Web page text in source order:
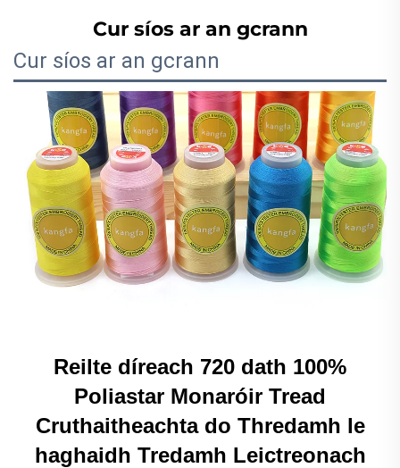
Cur síos ar an gcrann
Cur síos ar an gcrann
Reilte díreach 720 dath 100%
Poliastar Monaróir Tread
Cruthaitheachta do Thredamh le
haghaidh Tredamh Leictreonach